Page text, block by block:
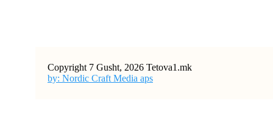
Copyright 7 Gusht, 2026 Tetova1.mk
by: Nordic Craft Media aps